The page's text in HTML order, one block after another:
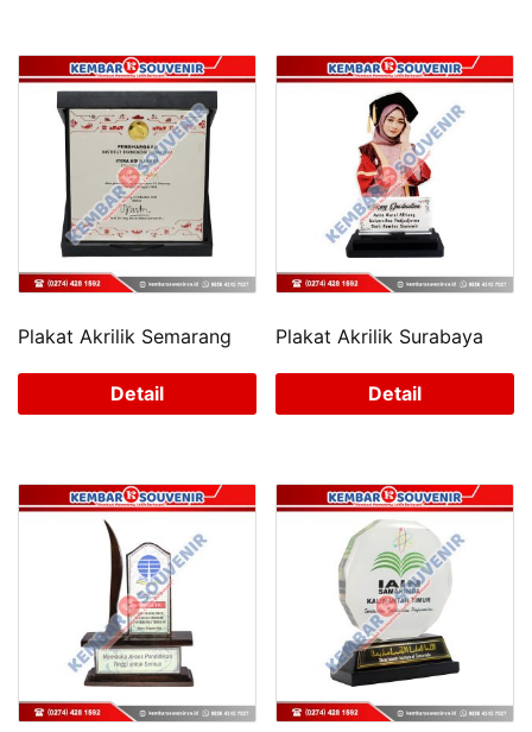
Plakat Akrilik Semarang
Detail
Plakat Akrilik Surabaya
Detail